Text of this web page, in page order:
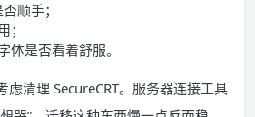
顺手；
体是否看着舒服。
虑清理 SecureCRT。服务器连接工具